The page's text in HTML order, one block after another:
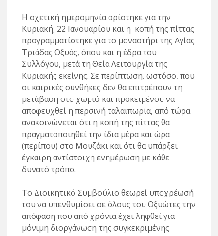
Η σχετική ημερομηνία ορίστηκε για την
Κυριακή, 22 Ιανουαρίου και η κοπή της πίττας
προγραμματίστηκε για το μοναστήρι της Αγίας
Τριάδας Οξυάς, όπου και η έδρα του
Συλλόγου, μετά τη Θεία Λειτουργία της
Κυριακής εκείνης. Σε περίπτωση, ωστόσο, που
οι καιρικές συνθήκες δεν θα επιτρέπουν τη
μετάβαση στο χωριό και προκειμένου να
αποφευχθεί η περσινή ταλαιπωρία, από τώρα
ανακοινώνεται ότι η κοπή της πίττας θα
πραγματοποιηθεί την ίδια μέρα και ώρα
(περίπου) στο Μουζάκι και ότι θα υπάρξει
έγκαιρη αντίστοιχη ενημέρωση με κάθε
δυνατό τρόπο.
Το Διοικητικό Συμβούλιο θεωρεί υποχρέωσή
του να υπενθυμίσει σε όλους του Οξυώτες την
απόφαση που από χρόνια έχει ληφθεί για
μόνιμη διοργάνωση της συγκεκριμένης